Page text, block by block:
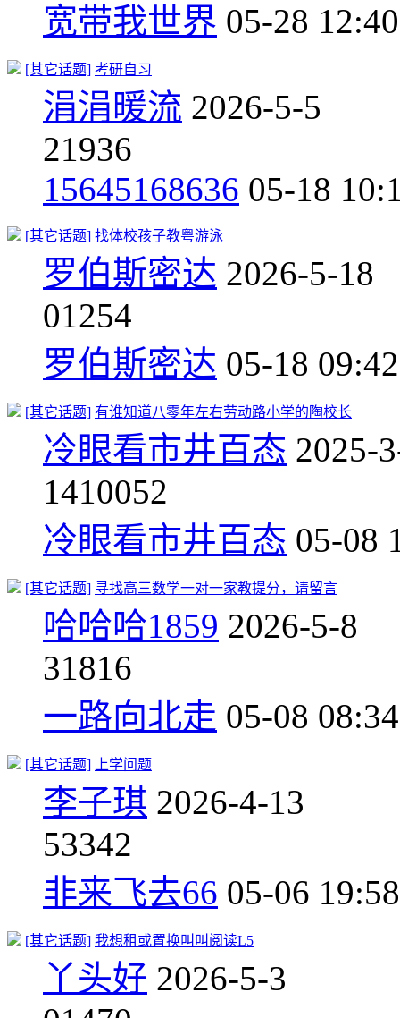
宽带我世界 05-28 12:40
[其它话题] 考研自习
涓涓暖流 2026-5-5
21936
15645168636 05-18
[其它话题] 找体校孩子教粤游泳
罗伯斯密达 2026-5-18
01254
罗伯斯密达 05-18 09:42
[其它话题] 有谁知道八零年左右劳动路小学的陶校长
冷眼看市井百态 2025-
1410052
冷眼看市井百态 05-08
[其它话题] 寻找高三数学一对一家教提分，请留言
哈哈哈1859 2026-5-8
31816
一路向北走 05-08 08:34
[其它话题] 上学问题
李子琪 2026-4-13
53342
非来飞去66 05-06 19:58
[其它话题] 我想租或置换叫叫阅读L5
丫头好 2026-5-3